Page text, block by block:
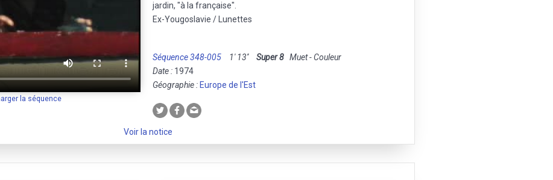
la séquence
jardin, "à la française".
Ex-Yougoslavie / Lunettes
Séquence 348-005 1' 13'' Super 8 Muet - Couleur
Date : 1974
Géographie : Europe de l'Est
Voir la notice